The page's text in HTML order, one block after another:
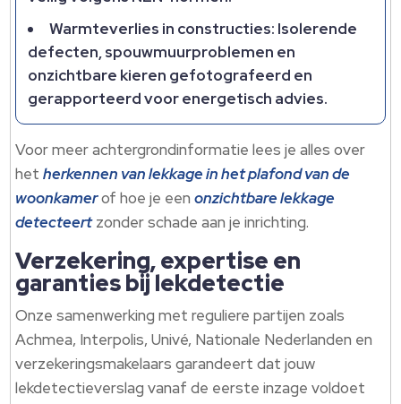
Warmteverlies in constructies: Isolerende
defecten, spouwmuurproblemen en
onzichtbare kieren gefotografeerd en
gerapporteerd voor energetisch advies.
Voor meer achtergrondinformatie lees je alles over
hetherkennen van lekkage in het plafond van de
woonkamerof hoe je eenonzichtbare lekkage
detecteertzonder schade aan je inrichting.
Verzekering, expertise en
garanties bij lekdetectie
Onze samenwerking met reguliere partijen zoals
Achmea, Interpolis, Univé, Nationale Nederlanden en
verzekeringsmakelaars garandeert dat jouw
lekdetectieverslag vanaf de eerste inzage voldoet